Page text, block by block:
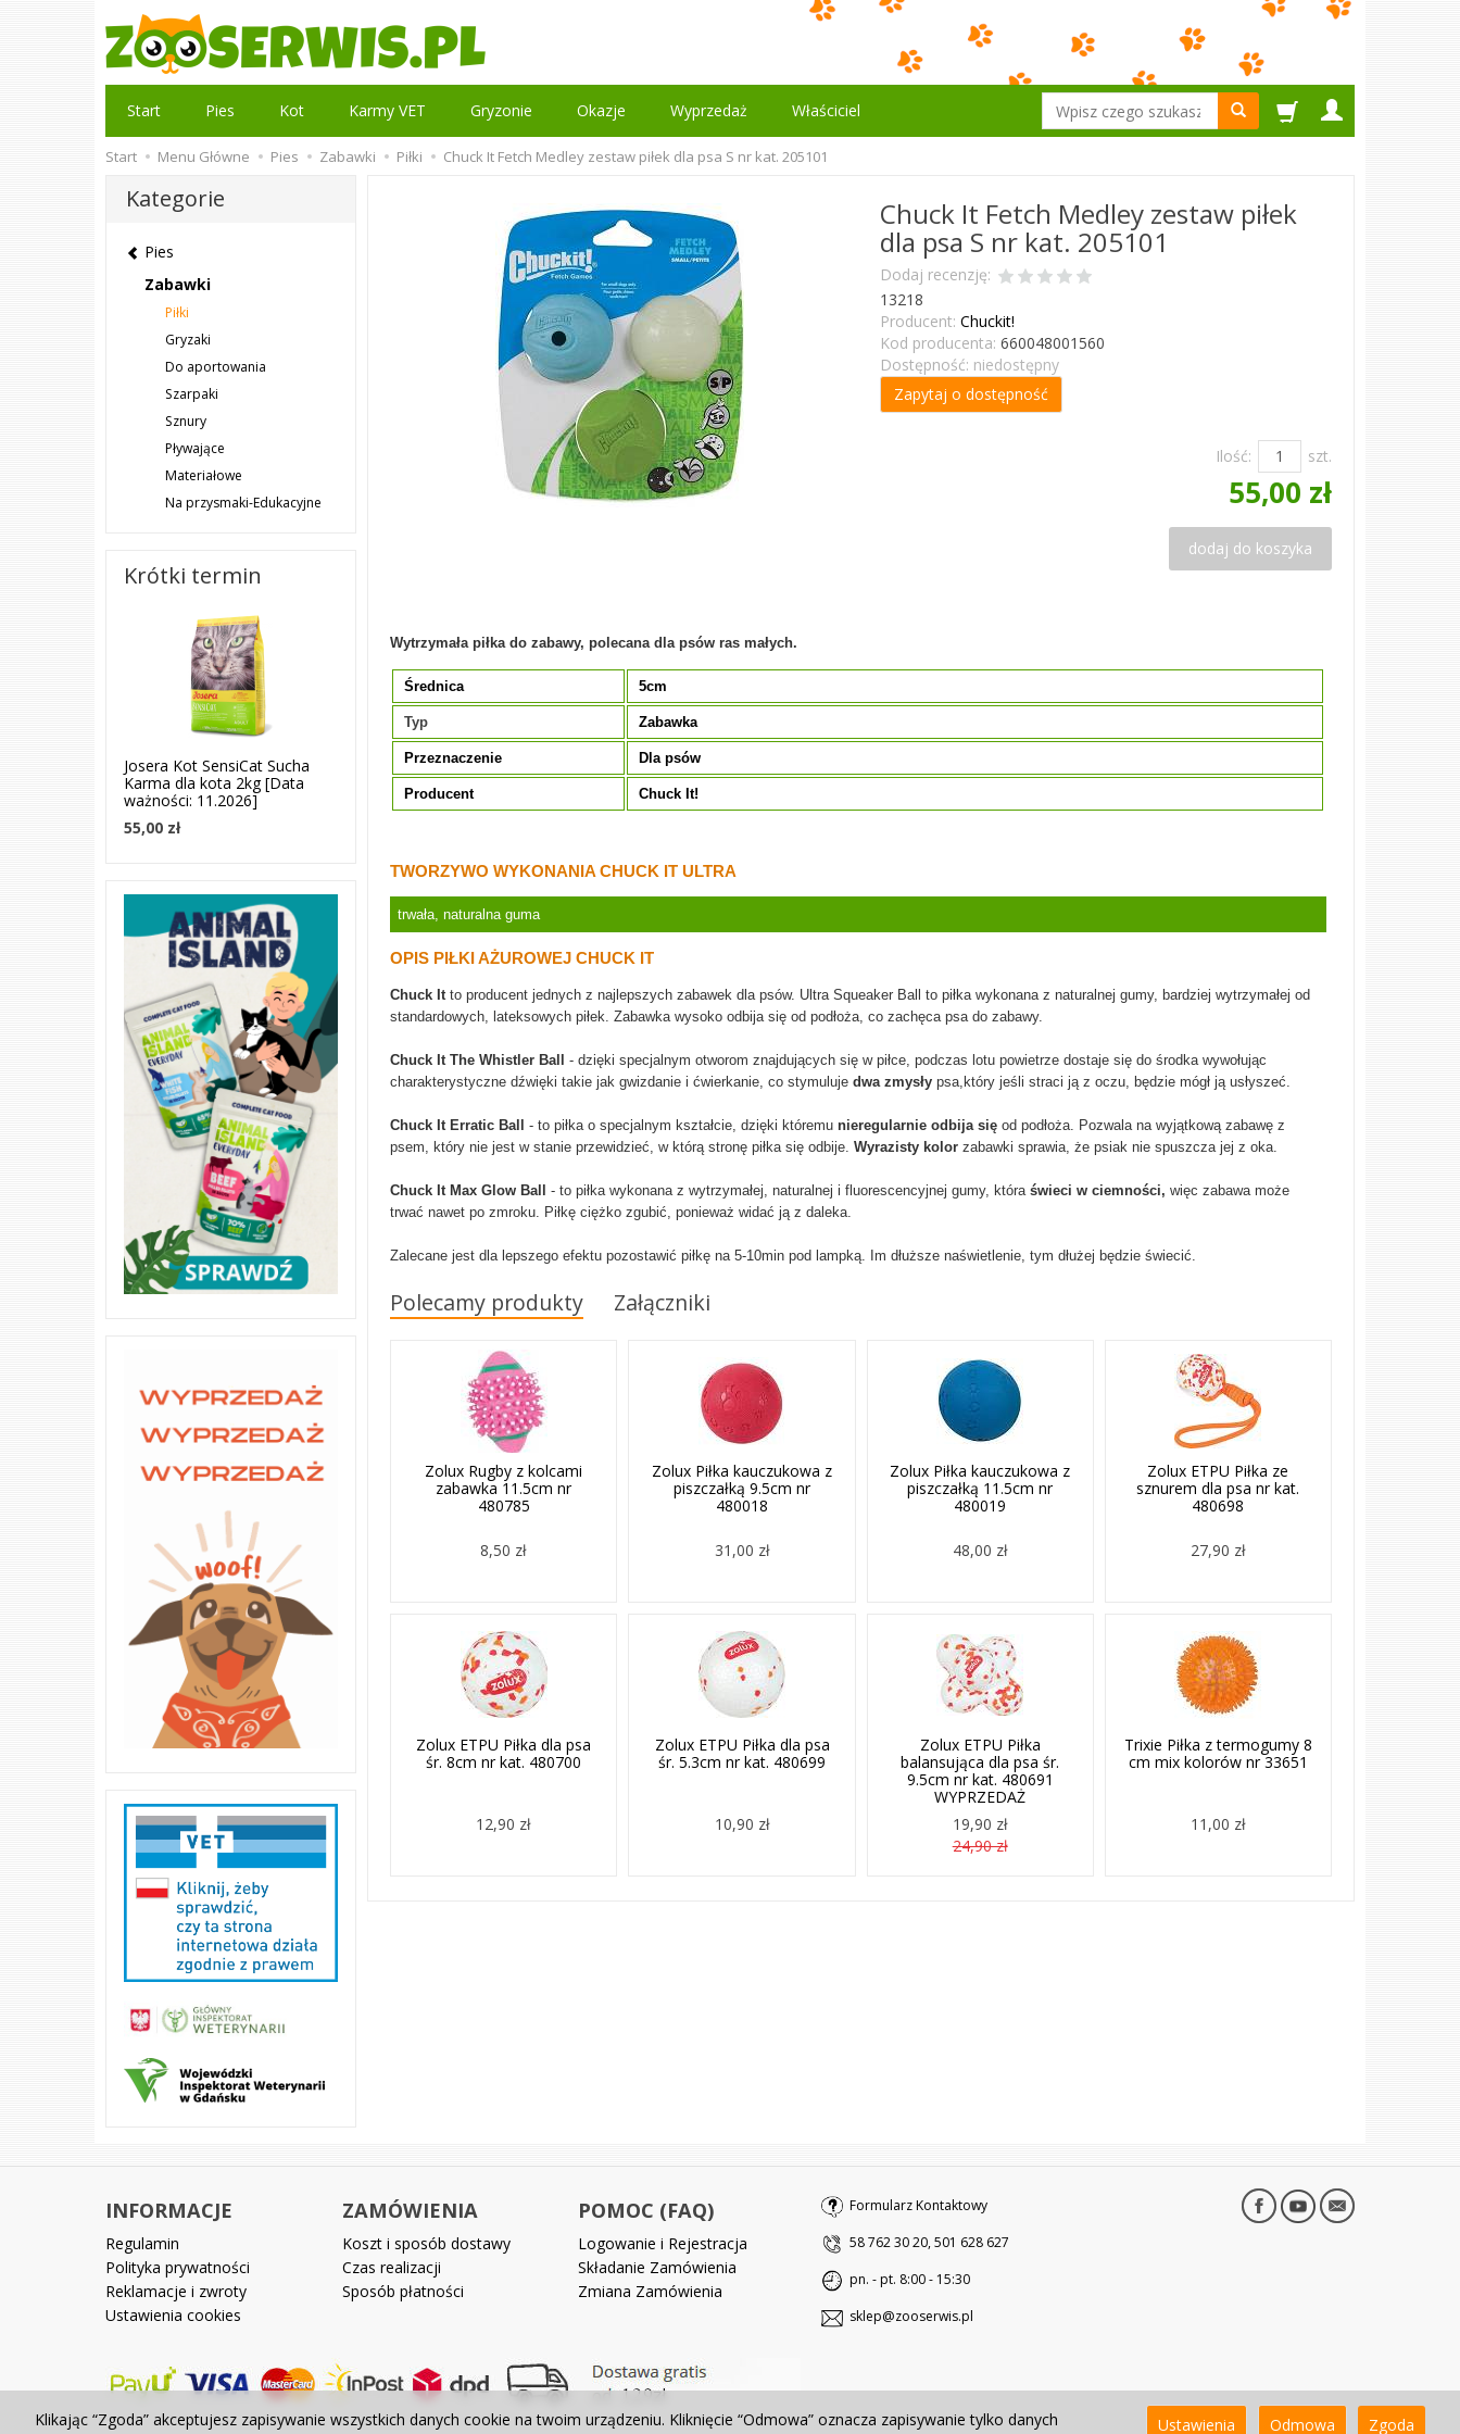
Wyszukaj
Start Pies Kot Karmy VET Gryzonie Okazje Wyprzedaż Właściciel
Start Menu Główne Pies Zabawki Piłki Chuck It Fetch Medley zestaw piłek dla psa S nr kat. 205101
Chuck It Fetch Medley zestaw piłek
dla psa S nr kat. 205101
Dodaj recenzję:
13218
Producent: Chuckit!
Kod producenta: 660048001560
Dostępność: niedostępny
Zapytaj o dostępność
Ilość: szt.
55,00 zł
dodaj do koszyka
Wytrzymała piłka do zabawy, polecana dla psów ras małych.
Średnica 5cm
Typ Zabawka
Przeznaczenie Dla psów
Producent Chuck It!
TWORZYWO WYKONANIA CHUCK IT ULTRA
trwała, naturalna guma
OPIS PIŁKI AŻUROWEJ CHUCK IT
Chuck Itto producent jednych z najlepszych zabawek dla psów. Ultra Squeaker Ball to piłka wykonana z naturalnej gumy, bardziej wytrzymałej od
standardowych, lateksowych piłek. Zabawka wysoko odbija się od podłoża, co zachęca psa do zabawy.
Chuck It The Whistler Ball
- dzięki specjalnym otworom znajdujących się w piłce, podczas lotu powietrze dostaje się do środka wywołując
charakterystyczne dźwięki takie jak gwizdanie i ćwierkanie, co stymuluje dwa zmysły psa,który jeśli straci ją z oczu, będzie mógł ją usłyszeć.
Chuck It Erratic Ball - to piłka o specjalnym kształcie, dzięki któremunieregularnie odbija się od podłoża. Pozwala na wyjątkową zabawę z
psem, który nie jest w stanie przewidzieć, w którą stronę piłka się odbije.Wyrazisty kolor zabawki sprawia, że psiak nie spuszcza jej z oka.
Chuck It Max Glow Ball -to piłka wykonana z wytrzymałej, naturalnej i fluorescencyjnej gumy, któraświeci w ciemności,więc zabawa może
trwać nawet po zmroku. Piłkę ciężko zgubić, ponieważ widać ją z daleka.
Zalecane jest dla lepszego efektu pozostawić piłkę na 5-10min pod lampką. Im dłuższe naświetlenie, tym dłużej będzie świecić.
Polecamy produkty Załączniki
Zolux Rugby z kolcami
zabawka 11.5cm nr
480785
8,50 zł
Zolux Piłka kauczukowa z
piszczałką 9.5cm nr
480018
31,00 zł
Zolux Piłka kauczukowa z
piszczałką 11.5cm nr
480019
48,00 zł
Zolux ETPU Piłka ze
sznurem dla psa nr kat.
480698
27,90 zł
Zolux ETPU Piłka dla psa
śr. 8cm nr kat. 480700
12,90 zł
Zolux ETPU Piłka dla psa
śr. 5.3cm nr kat. 480699
10,90 zł
Zolux ETPU Piłka
balansująca dla psa śr.
9.5cm nr kat. 480691
WYPRZEDAŻ
19,90 zł
24,90 zł
Trixie Piłka z termogumy 8
cm mix kolorów nr 33651
11,00 zł
Kategorie
Pies
Zabawki
Piłki
Gryzaki
Do aportowania
Szarpaki
Sznury
Pływające
Materiałowe
Na przysmaki-Edukacyjne
Krótki termin
Josera Kot SensiCat Sucha
Karma dla kota 2kg [Data
ważności: 11.2026]
55,00 zł
INFORMACJE
Regulamin
Polityka prywatności
Reklamacje i zwroty
Ustawienia cookies
ZAMÓWIENIA
Koszt i sposób dostawy
Czas realizacji
Sposób płatności
POMOC (FAQ)
Logowanie i Rejestracja
Składanie Zamówienia
Zmiana Zamówienia
Formularz Kontaktowy
58 762 30 20, 501 628 627
pn. - pt. 8:00 - 15:30
sklep@zooserwis.pl
Klikając “Zgoda” akceptujesz zapisywanie wszystkich danych cookie na twoim urządzeniu. Kliknięcie “Odmowa” oznacza zapisywanie tylko danych
Ustawienia Odmowa Zgoda